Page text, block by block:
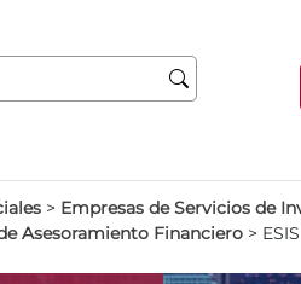
> Empresas de Servicios de
Asesoramiento Financiero >